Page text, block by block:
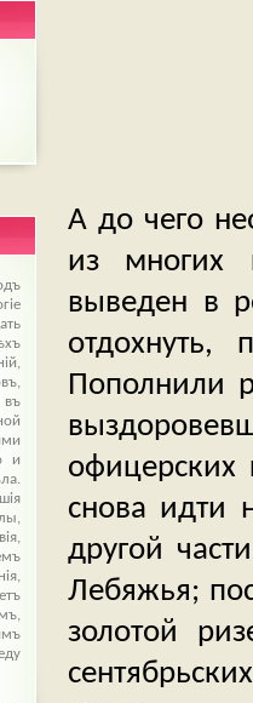
А до чего
из многих
выведен в
отдохнуть,
Пополнили
снова идти
другой
Лебяжья;
золотой
и